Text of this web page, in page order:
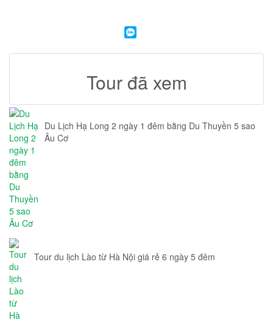
Tour đã xem
Du Lịch Hạ Long 2 ngày 1 đêm bằng Du Thuyền 5 sao
Âu Cơ
Tour du lịch Lào từ Hà Nội giá rẻ 6 ngày 5 đêm